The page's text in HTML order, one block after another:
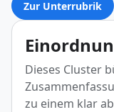
Zur Unterrubrik
Dieses Cluster
zu einem klar